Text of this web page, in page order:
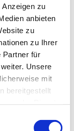
zu
anbieten
zu
zu Ihrer
Partner für
Unsere
mit
bereitgestellt